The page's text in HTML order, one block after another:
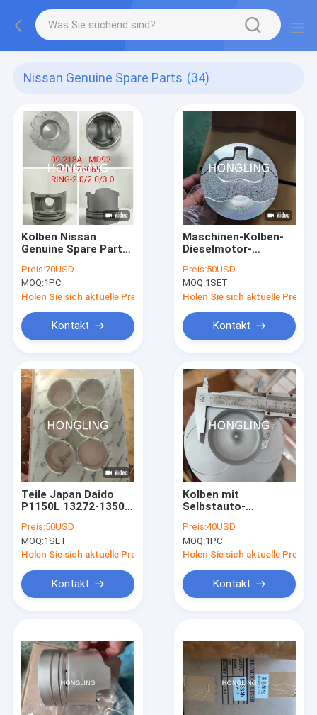
Nissan Genuine Spare Parts (34)
Kolben Nissan
Genuine Spare Parts
Bushing Nissan
Truck Mds 92
Preis:70USD
MOQ:1PC
Holen Sie sich aktuelle Preis
Kontakt
Maschinen-Kolben-
Dieselmotor-
Ausrüstung 12010-
L2002 12010-T6202
Nissans SD25
Preis:50USD
MOQ:1SET
Holen Sie sich aktuelle Preis
Kontakt
Teile Japan Daido
P1150L 13272-1350
Bushing Nissan
Genuine Spare
Preis:50USD
MOQ:1SET
Holen Sie sich aktuelle Preis
Kontakt
Kolben mit
Selbstauto-
1201195074 Pin
Nissan Nes 6 Ne6t
Preis:40USD
MOQ:1PC
Holen Sie sich aktuelle Preis
Kontakt